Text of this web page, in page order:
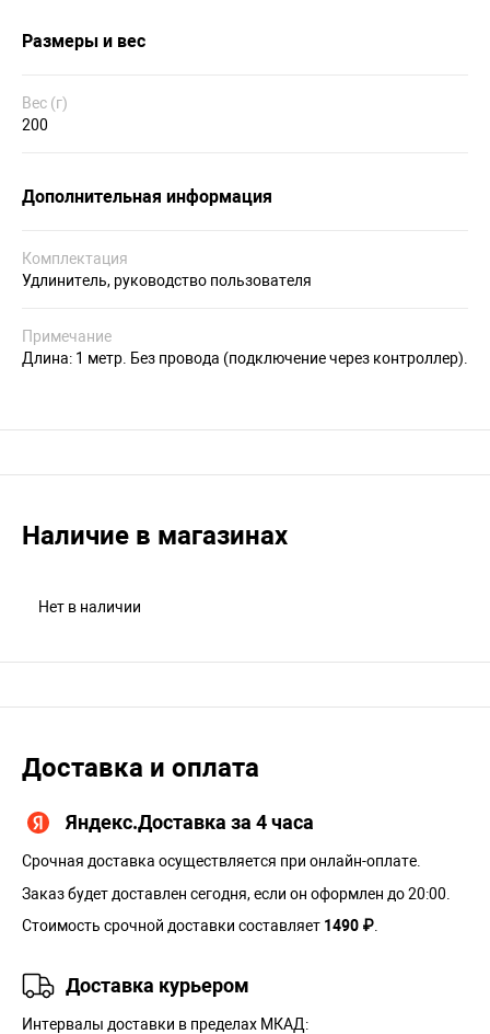
Размеры и вес
Вес (г)
200
Дополнительная информация
Комплектация
Удлинитель, руководство пользователя
Примечание
Длина: 1 метр. Без провода (подключение через контроллер).
Наличие в магазинах
Нет в наличии
Доставка и оплата
Яндекс.Доставка за 4 часа
Срочная доставка осуществляется при онлайн-оплате.
Заказ будет доставлен сегодня, если он оформлен до 20:00.
Стоимость срочной доставки составляет 1490 ₽
Доставка курьером
Интервалы доставки в пределах МКАД: